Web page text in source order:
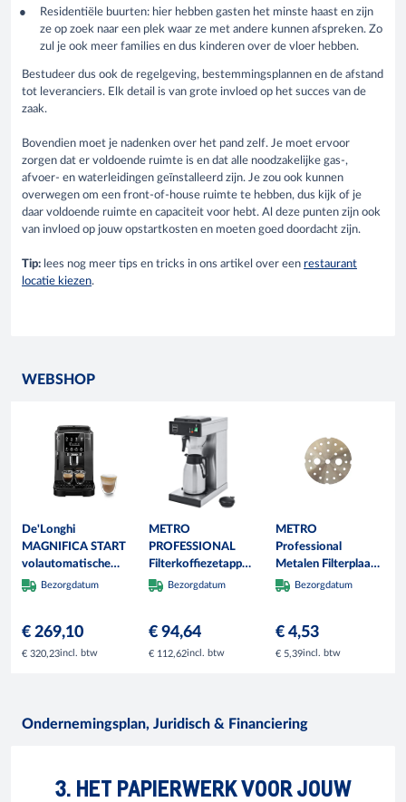
Residentiële buurten: hier hebben gasten het minste haast en zijn
ze op zoek naar een plek waar ze met andere kunnen afspreken. Zo
zul je ook meer families en dus kinderen over de vloer hebben.
Bestudeer dus ook de regelgeving, bestemmingsplannen en de afstand
tot leveranciers. Elk detail is van grote invloed op het succes van de
zaak.
Bovendien moet je nadenken over het pand zelf. Je moet ervoor
zorgen dat er voldoende ruimte is en dat alle noodzakelijke gas-,
afvoer- en waterleidingen geïnstalleerd zijn. Je zou ook kunnen
overwegen om een front-of-house ruimte te hebben, dus kijk of je
daar voldoende ruimte en capaciteit voor hebt. Al deze punten zijn ook
van invloed op jouw opstartkosten en moeten goed doordacht zijn.
Tip: lees nog meer tips en tricks in ons artikel over een restaurant
locatie kiezen.
WEBSHOP
De'Longhi
MAGNIFICA START
volautomatische
koffiemachine,
Bezorgdatum
€ 269,10
€ 320,23incl. btw
METRO
PROFESSIONAL
Filterkoffiezetapparaat
GCT2001, Roestvrij
W, inclusief
Thermoskan, Zilver
Bezorgdatum
€ 94,64
€ 112,62incl. btw
METRO
Professional
Metalen Filterplaat
GCMF1000,
Bezorgdatum
€ 4,53
€ 5,39incl. btw
Ondernemingsplan, Juridisch & Financiering
3. HET PAPIERWERK VOOR JOUW